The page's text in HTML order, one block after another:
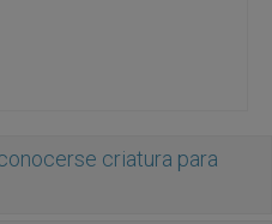
criatura para